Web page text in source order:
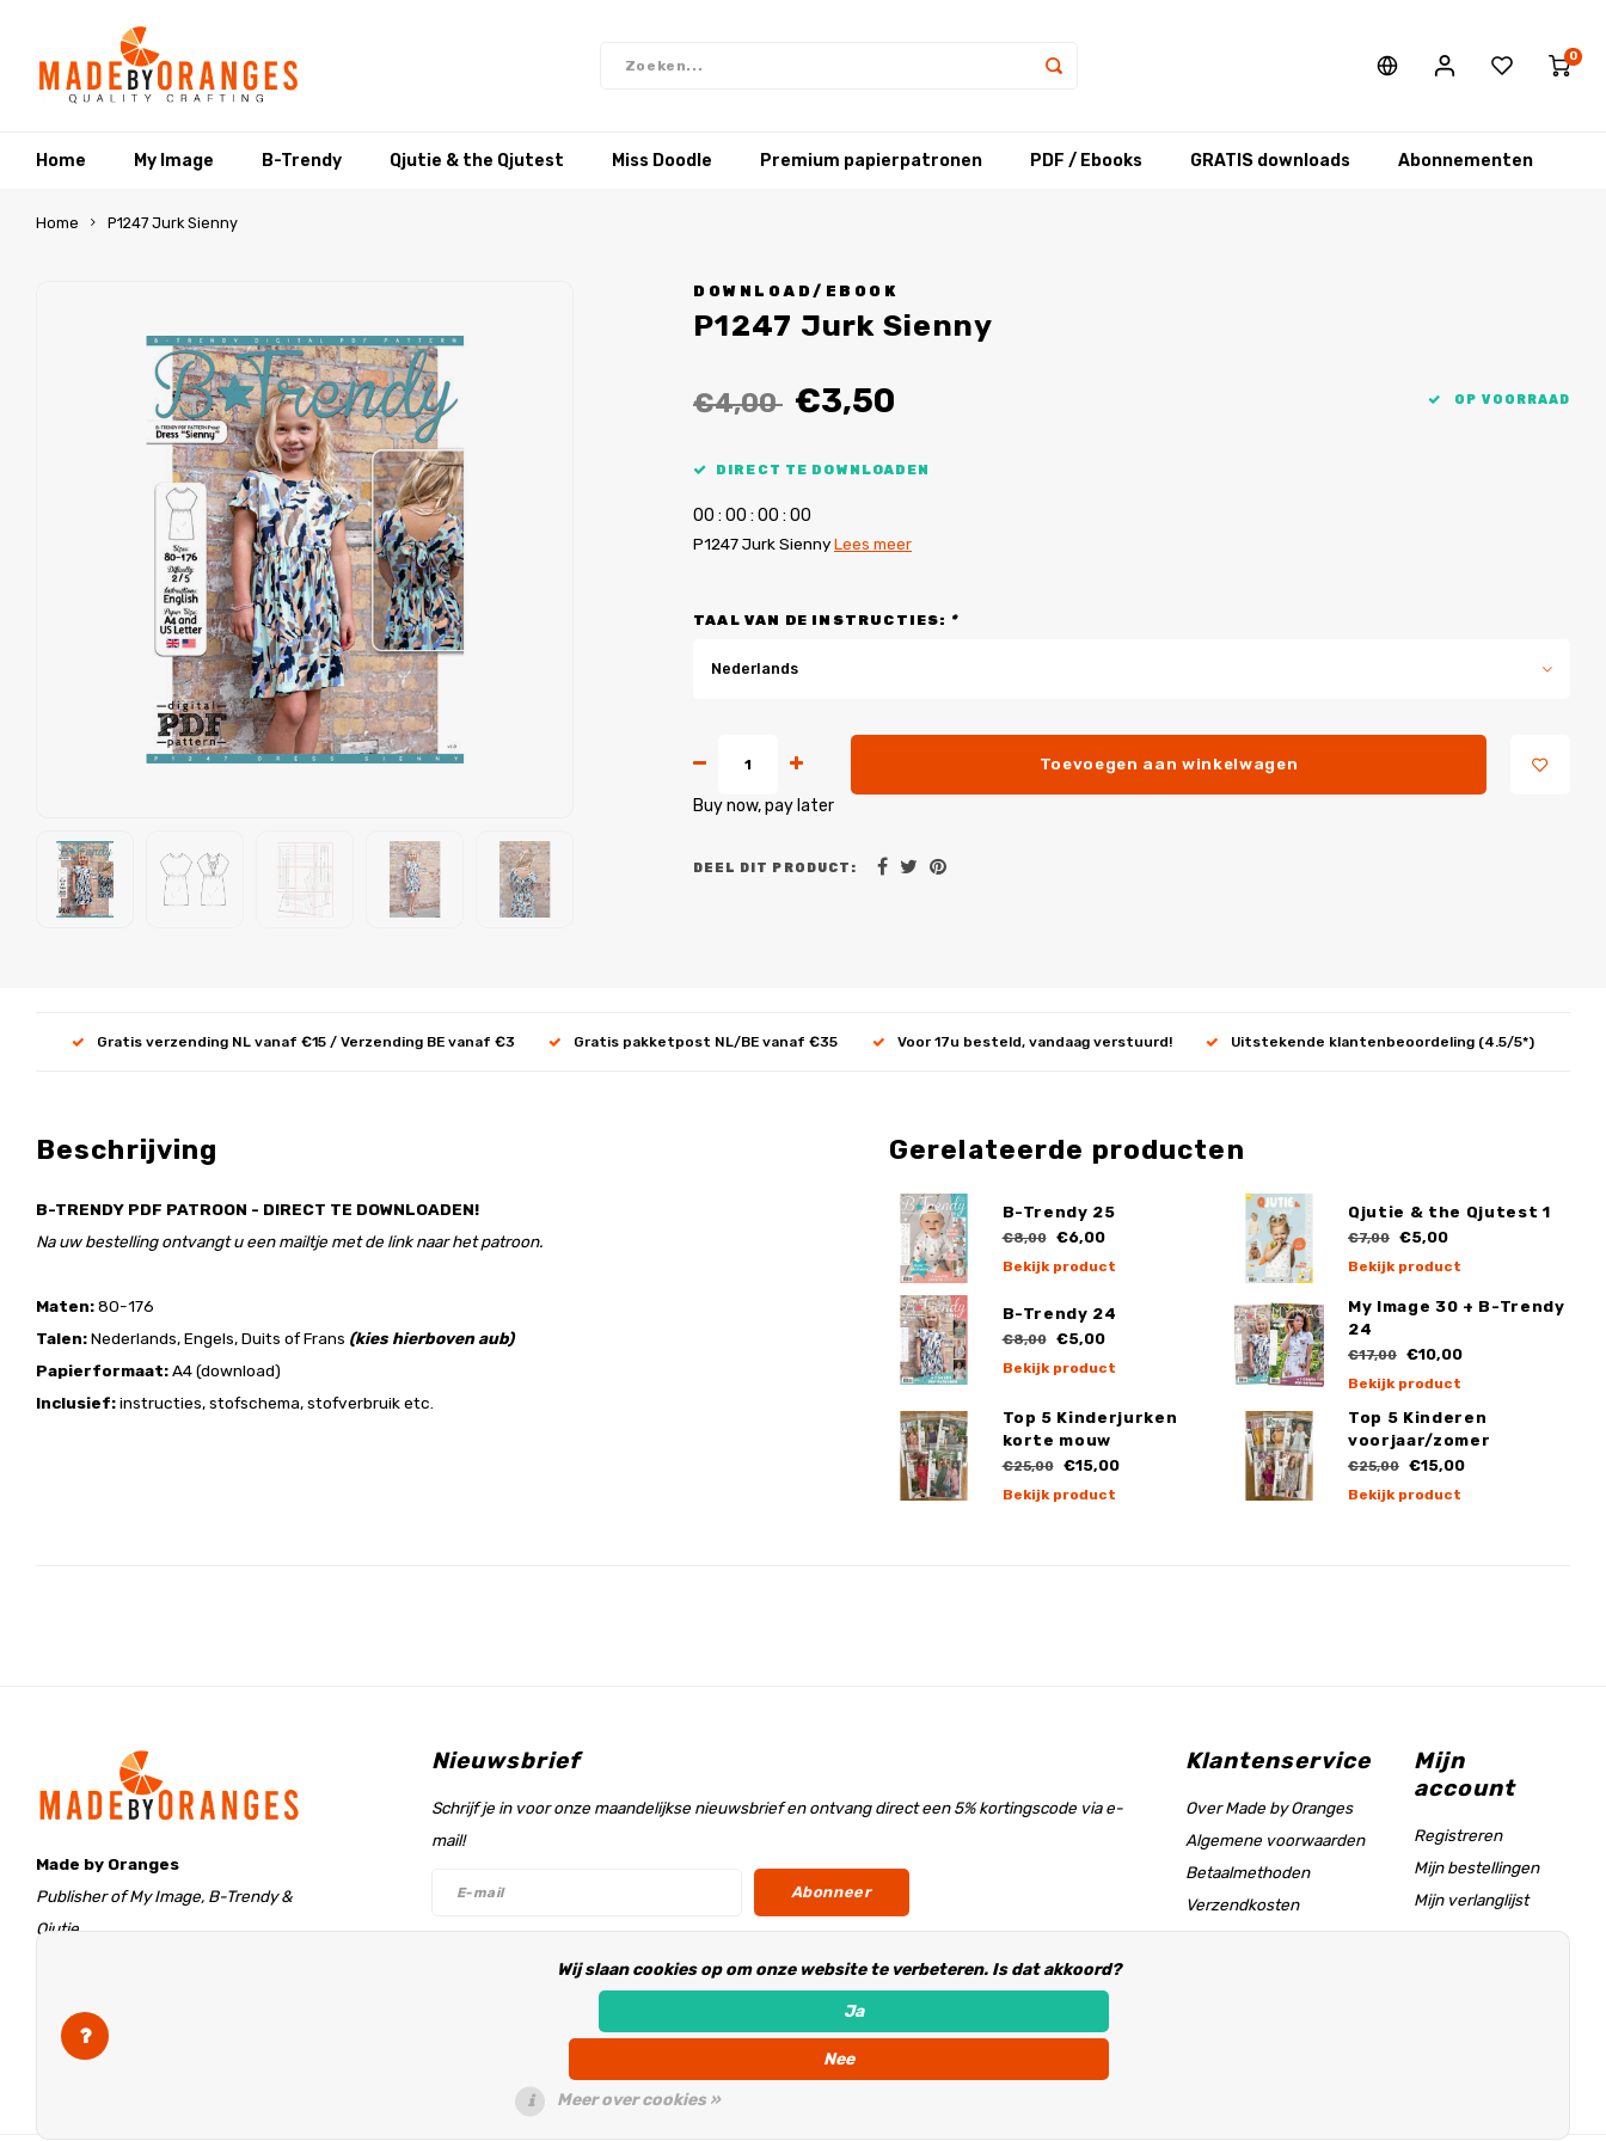
0
Home My Image B-Trendy Qjutie & the Qjutest Miss Doodle Premium papierpatronen PDF / Ebooks GRATIS downloads Abonnementen
Home P1247 Jurk Sienny
DOWNLOAD/EBOOK
P1247 Jurk Sienny
€4,00 €3,50 OP VOORRAAD
DIRECT TE DOWNLOADEN
00 : 00 : 00 : 00
P1247 Jurk SiennyLees meer
TAAL VAN DE INSTRUCTIES: *
Nederlands
Toevoegen aan winkelwagen
Buy now, pay later
DEEL DIT PRODUCT:
Gratis verzending NL vanaf €15 / Verzending BE vanaf €3 Gratis pakketpost NL/BE vanaf €35 Voor 17u besteld, vandaag verstuurd! Uitstekende klantenbeoordeling (4.5/5*)
Beschrijving
B-TRENDY PDF PATROON - DIRECT TE DOWNLOADEN!
Na uw bestelling ontvangt u een mailtje met de link naar het patroon.
Maten:80-176
Talen:Nederlands, Engels, Duits of Frans (kies hierboven aub)
Papierformaat:A4 (download)
Inclusief:instructies, stofschema, stofverbruik etc.
Gerelateerde producten
B-Trendy 25
€8,00 €6,00
Bekijk product
Qjutie & the Qjutest 1
€7,00 €5,00
Bekijk product
B-Trendy 24
€8,00 €5,00
Bekijk product
My Image 30 + B-Trendy
24
€17,00 €10,00
Bekijk product
Top 5 Kinderjurken
korte mouw
€25,00 €15,00
Bekijk product
Top 5 Kinderen
voorjaar/zomer
€25,00 €15,00
Bekijk product
Made by Oranges
Publisher of My Image, B-Trendy &
Qjutie
The Netherlands
info@madebyoranges.com
Nieuwsbrief
Schrijf je in voor onze maandelijkse nieuwsbrief en ontvang direct een 5% kortingscode via e-
mail!
Abonneer
Klantenservice
Over Made by Oranges
Algemene voorwaarden
Betaalmethoden
Verzendkosten
Maattabel & helppagina
Mijn
account
Registreren
Mijn bestellingen
Mijn verlanglijst
Wij slaan cookies op om onze website te verbeteren. Is dat akkoord?
Ja
Nee
Meer over cookies »